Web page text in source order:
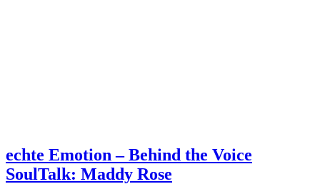
echte Emotion – Behind the Voice
SoulTalk: Maddy Rose